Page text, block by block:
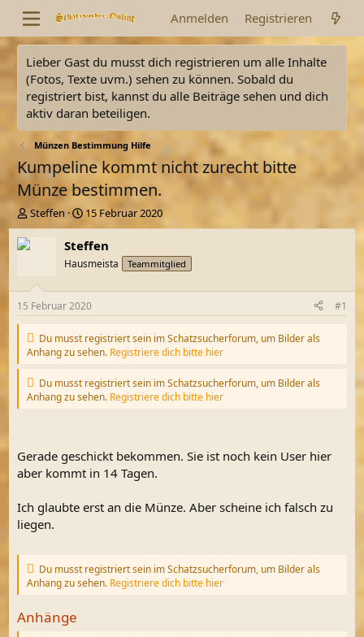
Anmelden Registrieren
Lieber Gast du musst dich registrieren um alle Inhalte
(Fotos, Texte uvm.) sehen zu können. Sobald du
registriert bist, kannst du alle Beiträge sehen und dich
aktiv daran beteiligen.
Münzen Bestimmung Hilfe
Kumpeline kommt nicht zurecht bitte
Münze bestimmen.
E
r
s
l
e
Steffen
E
r
s
e
l
t
m
15 Februar 2020
Steffen
Hausmeista Teammitglied
15 Februar 2020 #1
Du musst registriert sein im Schatzsucherforum, um Bilder als
Anhang zu sehen. Registriere dich bitte hier
Du musst registriert sein im Schatzsucherforum, um Bilder als
Anhang zu sehen. Registriere dich bitte hier
Gerade geschickt bekommen. Sie ist noch kein User hier
aber kommt in 14 Tagen.
Ich glaubte erst an die Münze. Aber scheine ich falsch zu
liegen.
Du musst registriert sein im Schatzsucherforum, um Bilder als
Anhang zu sehen. Registriere dich bitte hier
Anhänge